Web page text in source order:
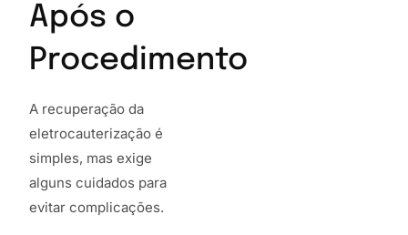
Após o
Procedimento
A recuperação da
eletrocauterização é
simples, mas exige
alguns cuidados para
evitar complicações.